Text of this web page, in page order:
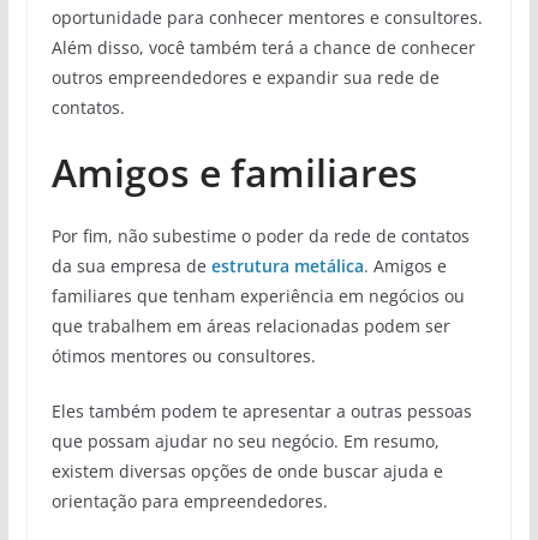
oportunidade para conhecer mentores e consultores.
Além disso, você também terá a chance de conhecer
outros empreendedores e expandir sua rede de
contatos.
Amigos e familiares
Por fim, não subestime o poder da rede de contatos
da sua empresa de estrutura metálica. Amigos e
familiares que tenham experiência em negócios ou
que trabalhem em áreas relacionadas podem ser
ótimos mentores ou consultores.
Eles também podem te apresentar a outras pessoas
que possam ajudar no seu negócio. Em resumo,
existem diversas opções de onde buscar ajuda e
orientação para empreendedores.